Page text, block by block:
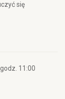
się
11:00